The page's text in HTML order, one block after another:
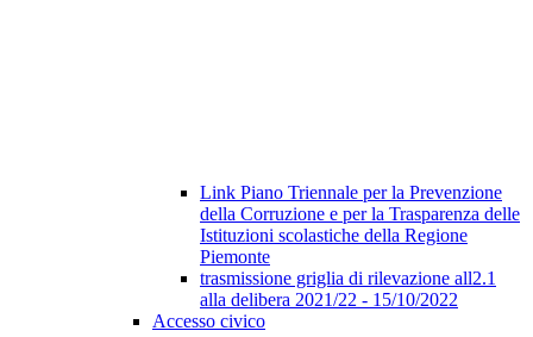
Link Piano Triennale per la Prevenzione
della Corruzione e per la Trasparenza delle
Istituzioni scolastiche della Regione
Piemonte
trasmissione griglia di rilevazione all2.1
alla delibera 2021/22 - 15/10/2022
Accesso civico